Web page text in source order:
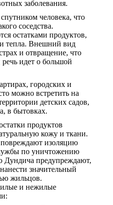
заболевания.
человека, что
соседства.
остатками продуктов,
тепла. Внешний вид
и отвращение, что
речь идет о большой
городских и
можно встретить на
детских садов,
в бытовках.
продуктов
кожу и ткани.
изоляцию
по уничтожению
Дундича предупреждают,
значительный
жильцов.
и нежилые